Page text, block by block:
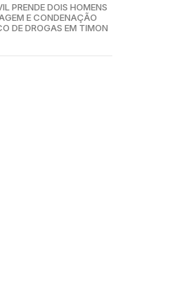
PRENDE DOIS HOMENS
E CONDENAÇÃO
DE DROGAS EM TIMON